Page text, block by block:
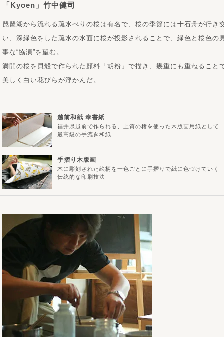
手摺り木版画
木に彫刻された絵柄を一色ごとに手摺りで紙に色づけていく
伝統的な印刷技法
越前和紙 奉書紙
福井県越前で作られる、上質の楮を使った木版画用紙として
最高級の手漉き和紙
「Kyoen」竹中健司
琵琶湖から流れる疏水べりの桜は有名で、桜の季節には十石舟が行き
い、深緑色をした疏水の水面に桜が投影されることで、緑色と桜色の
事な“協演”を望む。
満開の桜を貝殻で作られた顔料「胡粉」で描き、幾重にも重ねること
美しく白い花びらが浮かんだ。